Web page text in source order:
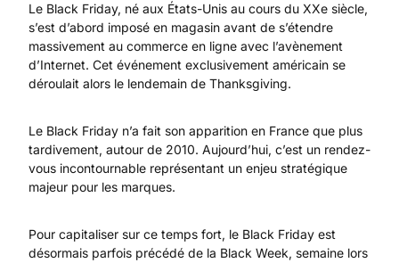
Le Black Friday, né aux États-Unis au cours du XXe siècle,
s’est d’abord imposé en magasin avant de s’étendre
massivement au commerce en ligne avec l’avènement
d’Internet. Cet événement exclusivement américain se
déroulait alors le lendemain de Thanksgiving.
Le Black Friday n’a fait son apparition en France que plus
tardivement, autour de 2010. Aujourd’hui, c’est un rendez-
vous incontournable représentant un enjeu stratégique
majeur pour les marques.
Pour capitaliser sur ce temps fort, le Black Friday est
désormais parfois précédé de la Black Week, semaine lors